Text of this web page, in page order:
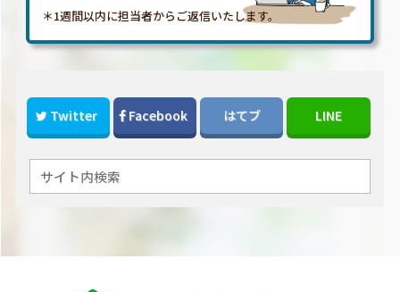
＊1週間以内に担当者からご返信いたします。
Twitter Facebook はてブ LINE